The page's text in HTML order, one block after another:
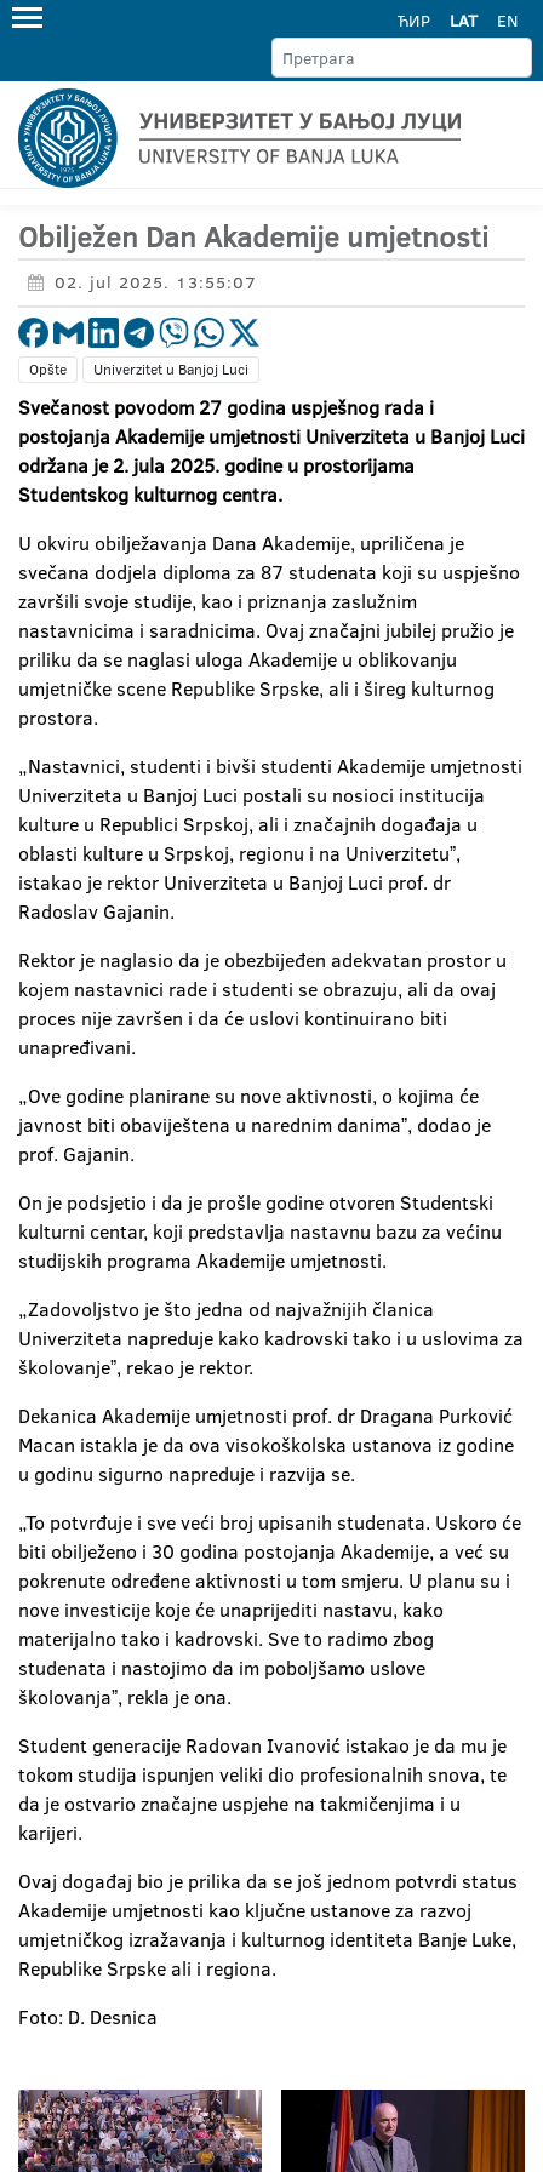
ЋИР LAT EN
Obilježen Dan Akademije umjetnosti
02. jul 2025. 13:55:07
Opšte Univerzitet u Banjoj Luci
Svečanost povodom 27 godina uspješnog rada i
postojanja Akademije umjetnosti Univerziteta u Banjoj Luci
održana je 2. jula 2025. godine u prostorijama
Studentskog kulturnog centra.
U okviru obilježavanja Dana Akademije, upriličena je
svečana dodjela diploma za 87 studenata koji su uspješno
završili svoje studije, kao i priznanja zaslužnim
nastavnicima i saradnicima. Ovaj značajni jubilej pružio je
priliku da se naglasi uloga Akademije u oblikovanju
umjetničke scene Republike Srpske, ali i šireg kulturnog
prostora.
„Nastavnici, studenti i bivši studenti Akademije umjetnosti
Univerziteta u Banjoj Luci postali su nosioci institucija
kulture u Republici Srpskoj, ali i značajnih događaja u
oblasti kulture u Srpskoj, regionu i na Univerzitetuˮ,
istakao je rektor Univerziteta u Banjoj Luci prof. dr
Radoslav Gajanin.
Rektor je naglasio da je obezbijeđen adekvatan prostor u
kojem nastavnici rade i studenti se obrazuju, ali da ovaj
proces nije završen i da će uslovi kontinuirano biti
unapređivani.
„Ove godine planirane su nove aktivnosti, o kojima će
javnost biti obaviještena u narednim danimaˮ, dodao je
prof. Gajanin.
On je podsjetio i da je prošle godine otvoren Studentski
kulturni centar, koji predstavlja nastavnu bazu za većinu
studijskih programa Akademije umjetnosti.
„Zadovoljstvo je što jedna od najvažnijih članica
Univerziteta napreduje kako kadrovski tako i u uslovima za
školovanjeˮ, rekao je rektor.
Dekanica Akademije umjetnosti prof. dr Dragana Purković
Macan istakla je da ova visokoškolska ustanova iz godine
u godinu sigurno napreduje i razvija se.
„To potvrđuje i sve veći broj upisanih studenata. Uskoro će
biti obilježeno i 30 godina postojanja Akademije, a već su
pokrenute određene aktivnosti u tom smjeru. U planu su i
nove investicije koje će unaprijediti nastavu, kako
materijalno tako i kadrovski. Sve to radimo zbog
studenata i nastojimo da im poboljšamo uslove
školovanjaˮ, rekla je ona.
Student generacije Radovan Ivanović istakao je da mu je
tokom studija ispunjen veliki dio profesionalnih snova, te
da je ostvario značajne uspjehe na takmičenjima i u
karijeri.
Ovaj događaj bio je prilika da se još jednom potvrdi status
Akademije umjetnosti kao ključne ustanove za razvoj
umjetničkog izražavanja i kulturnog identiteta Banje Luke,
Republike Srpske ali i regiona.
Foto: D. Desnica